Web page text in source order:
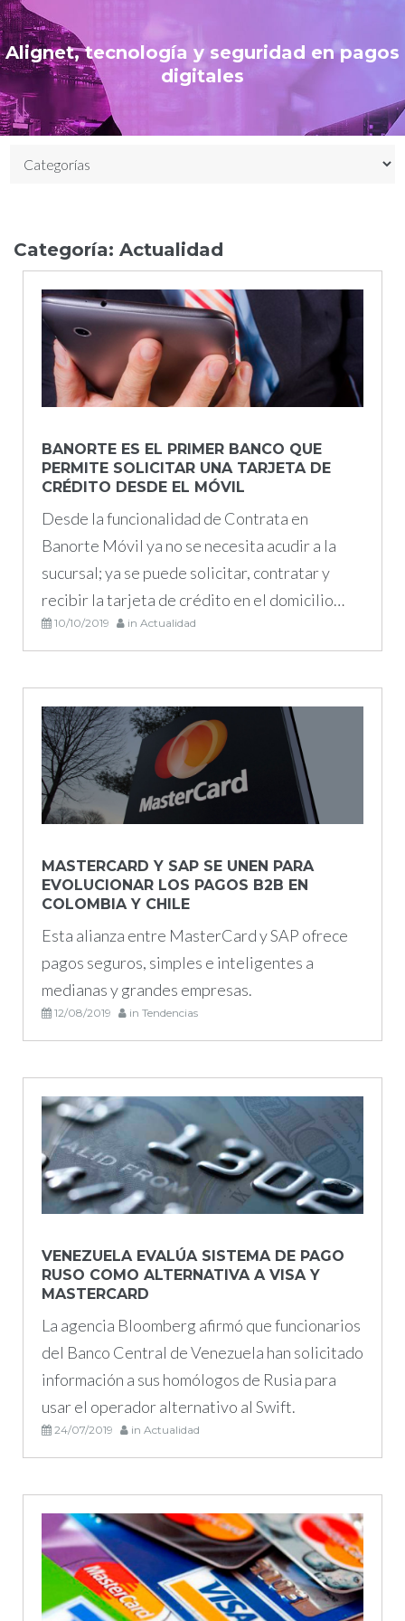
Alignet, tecnología y seguridad en pagos
digitales
Categoría: Actualidad
Etiqueta:
medios
pago
BANORTE ES EL PRIMER BANCO QUE
PERMITE SOLICITAR UNA TARJETA DE
CRÉDITO DESDE EL MÓVIL
Desde la funcionalidad de Contrata en
Banorte Móvil ya no se necesita acudir a la
sucursal; ya se puede solicitar, contratar y
recibir la tarjeta de crédito en el domicilio…
10/10/2019 in Actualidad
MASTERCARD Y SAP SE UNEN PARA
EVOLUCIONAR LOS PAGOS B2B EN
COLOMBIA Y CHILE
Esta alianza entre MasterCard y SAP ofrece
pagos seguros, simples e inteligentes a
medianas y grandes empresas.
12/08/2019 in Tendencias
VENEZUELA EVALÚA SISTEMA DE PAGO
RUSO COMO ALTERNATIVA A VISA Y
MASTERCARD
La agencia Bloomberg afirmó que funcionarios
del Banco Central de Venezuela han solicitado
información a sus homólogos de Rusia para
usar el operador alternativo al Swift.
24/07/2019 in Actualidad